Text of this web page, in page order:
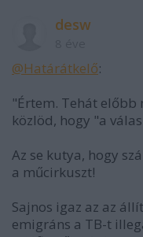
desw
@Határátkelő:
"Értem. Tehát
közlöd, hogy "a
Az se kutya, hogy
a műcirkuszt!
Sajnos igaz az az
emigráns a TB-t